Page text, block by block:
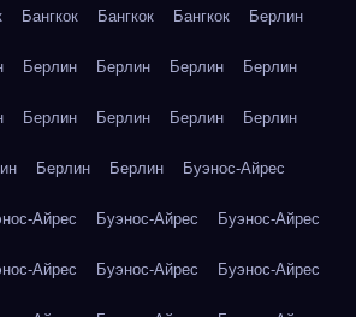
Бангкок Бангкок Бангкок Берлин
Берлин Берлин Берлин Берлин
Берлин Берлин Берлин Берлин
Берлин Берлин Буэнос-Айрес
Айрес Буэнос-Айрес Буэнос-Айрес
Айрес Буэнос-Айрес Буэнос-Айрес